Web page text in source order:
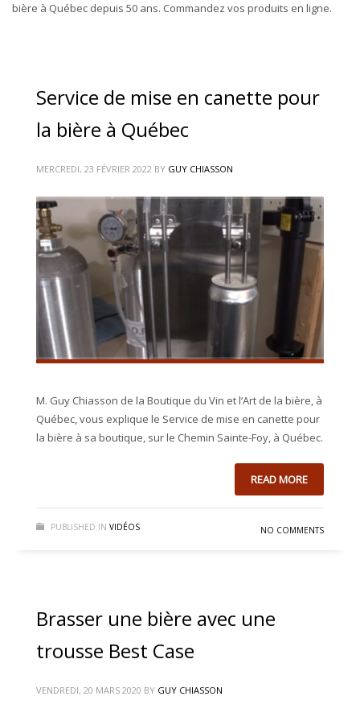
bière à Québec depuis 50 ans. Commandez vos produits en ligne.
Service de mise en canette pour
la bière à Québec
MERCREDI, 23 FÉVRIER 2022 BY GUY CHIASSON
M. Guy Chiasson de la Boutique du Vin et l’Art de la bière, à
Québec, vous explique le Service de mise en canette pour
la bière à sa boutique, sur le Chemin Sainte-Foy, à Québec.
READ MORE
PUBLISHED IN VIDÉOS NO COMMENTS
Brasser une bière avec une
trousse Best Case
VENDREDI, 20 MARS 2020 BY GUY CHIASSON